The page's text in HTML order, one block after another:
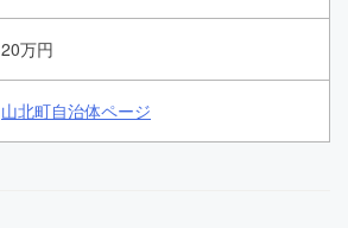
20万円
山北町自治体ページ